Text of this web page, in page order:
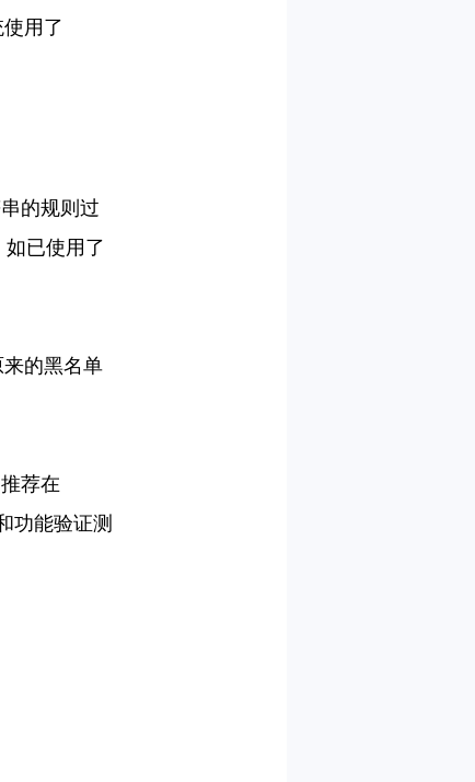
用了
的规则过
已使用了
的黑名单
荐在
功能验证测